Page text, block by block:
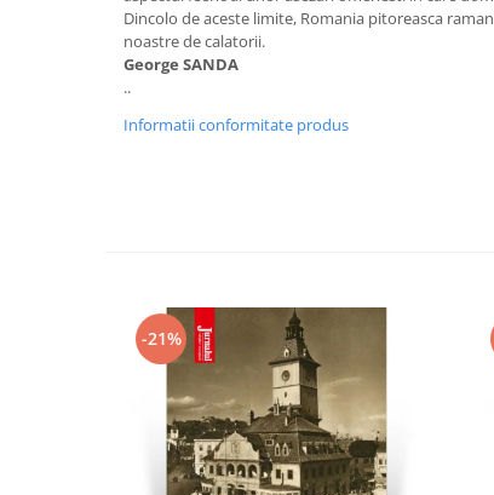
Dincolo de aceste limite, Romania pitoreasca
noastre de calatorii.
George SANDA
..
Informatii conformitate produs
-21%